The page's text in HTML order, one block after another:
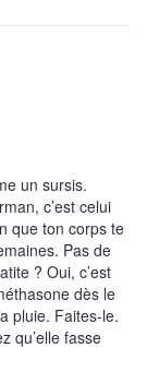
un sursis.
c’est celui
que ton corps te
Pas de
? Oui, c’est
dès le
pluie. Faites-le.
qu’elle fasse